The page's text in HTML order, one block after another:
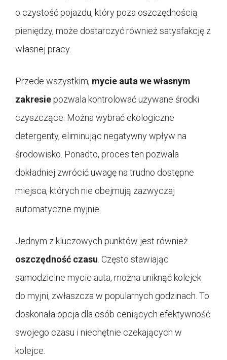
o czystość pojazdu, który poza oszczędnością
pieniędzy, może dostarczyć również satysfakcję z
własnej pracy.
Przede wszystkim, mycie auta we własnym
zakresiepozwala kontrolować używane środki
czyszczące. Można wybrać ekologiczne
detergenty, eliminując negatywny wpływ na
środowisko. Ponadto, proces ten pozwala
dokładniej zwrócić uwagę na trudno dostępne
miejsca, których nie obejmują zazwyczaj
automatyczne myjnie.
Jednym z kluczowych punktów jest również
oszczędność czasu . Często stawiając
samodzielne mycie auta, można uniknąć kolejek
do myjni, zwłaszcza w popularnych godzinach. To
doskonała opcja dla osób ceniących efektywność
swojego czasu i niechętnie czekających w
kolejce.